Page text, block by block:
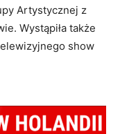
Artystycznej z
Wystąpiła także
show